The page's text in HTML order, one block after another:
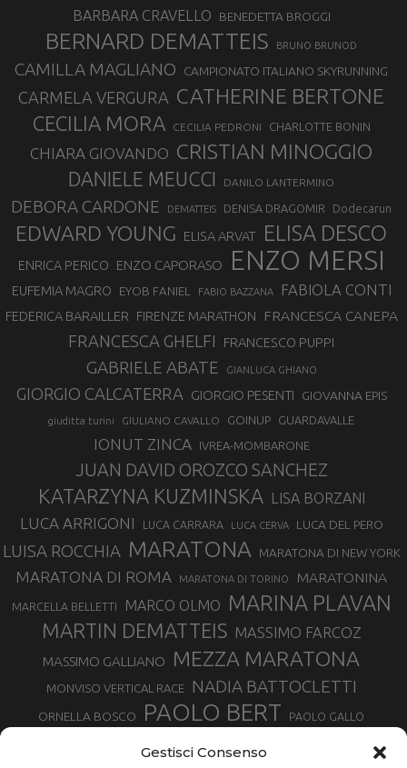
Gestisci Consenso
BARBARA CRAVELLO BENEDETTA BROGGI
BERNARD DEMATTEIS BRUNO BRUNOD
CAMILLA MAGLIANO CAMPIONATO ITALIANO SKYRUNNING
CARMELA VERGURA CATHERINE BERTONE
CECILIA MORA CECILIA PEDRONI CHARLOTTE BONIN
CHIARA GIOVANDO CRISTIAN MINOGGIO
DANIELE MEUCCI DANILO LANTERMINO
DEBORA CARDONE DEMATTEIS DENISA DRAGOMIR Dodecarun
EDWARD YOUNG ELISA ARVAT ELISA DESCO
ENRICA PERICO ENZO CAPORASO ENZO MERSI
EUFEMIA MAGRO EYOB FANIEL FABIO BAZZANA FABIOLA CONTI
FEDERICA BARAILLER FIRENZE MARATHON FRANCESCA CANEPA
FRANCESCA GHELFI FRANCESCO PUPPI
GABRIELE ABATE GIANLUCA GHIANO
GIORGIO CALCATERRA GIORGIO PESENTI GIOVANNA EPIS
giuditta turini GIULIANO CAVALLO GOINUP GUARDAVALLE
IONUT ZINCA IVREA-MOMBARONE
JUAN DAVID OROZCO SANCHEZ
KATARZYNA KUZMINSKA LISA BORZANI
LUCA ARRIGONI LUCA CARRARA LUCA CERVA LUCA DEL PERO
LUISA ROCCHIA MARATONA MARATONA DI NEW YORK
MARATONA DI ROMA MARATONA DI TORINO MARATONINA
MARCELLA BELLETTI MARCO OLMO MARINA PLAVAN
MARTIN DEMATTEIS MASSIMO FARCOZ
MASSIMO GALLIANO MEZZA MARATONA
MONVISO VERTICAL RACE NADIA BATTOCLETTI
ORNELLA BOSCO PAOLO BERT PAOLO GALLO